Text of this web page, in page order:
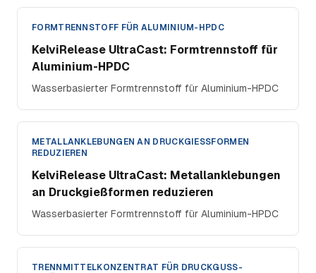
FORMTRENNSTOFF FÜR ALUMINIUM-HPDC
KelviRelease UltraCast: Formtrennstoff für
Aluminium-HPDC
Wasserbasierter Formtrennstoff für Aluminium-HPDC
METALLANKLEBUNGEN AN DRUCKGIESSFORMEN R
EDUZIEREN
KelviRelease UltraCast: Metallanklebungen
an Druckgießformen reduzieren
Wasserbasierter Formtrennstoff für Aluminium-HPDC
TRENNMITTELKONZENTRAT FÜR DRUCKGUSS-